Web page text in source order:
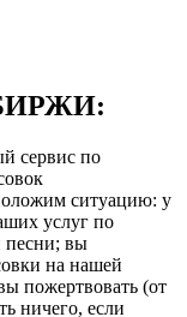
сервис по
ситуацию: у
услуг по
песни; вы
на нашей
пожертвовать (от
ничего, если